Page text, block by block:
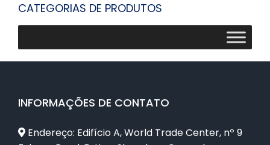
CATEGORIAS DE PRODUTOS
INFORMAÇÕES DE CONTATO
Endereço: Edifício A, World Trade Center, nº 9